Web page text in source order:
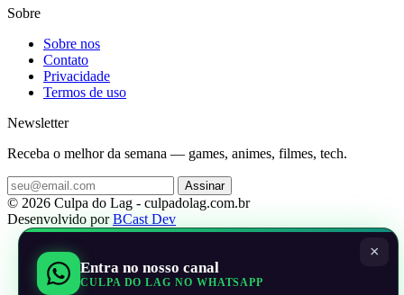
Sobre
Sobre nos
Contato
Privacidade
Termos de uso
Newsletter
Receba o melhor da semana — games, animes, filmes, tech.
Assinar
© 2026 Culpa do Lag - culpadolag.com.br
Desenvolvido porBCast Dev
×
Entra no nosso canal
CULPA DO LAG NO WHATSAPP